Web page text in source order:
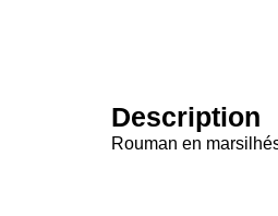
Description
Rouman en